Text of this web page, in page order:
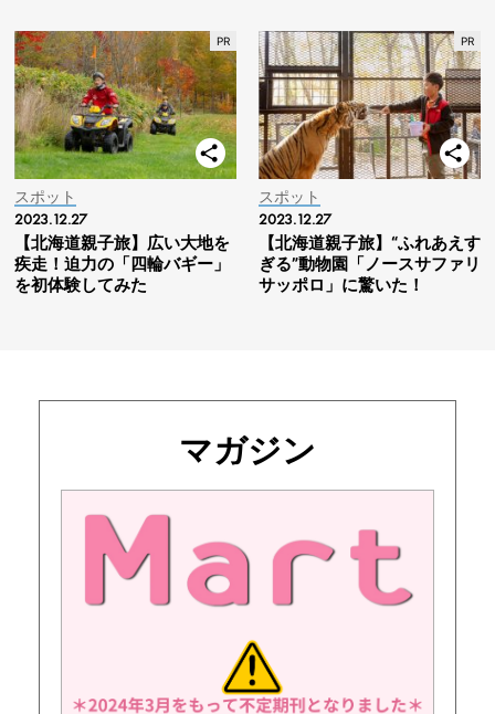
スポット
2023.12.27
【北海道親子旅】広い大地を
疾走！迫力の「四輪バギー」
を初体験してみた
スポット
2023.12.27
【北海道親子旅】“ふれあえす
ぎる”動物園「ノースサファリ
サッポロ」に驚いた！
マガジン